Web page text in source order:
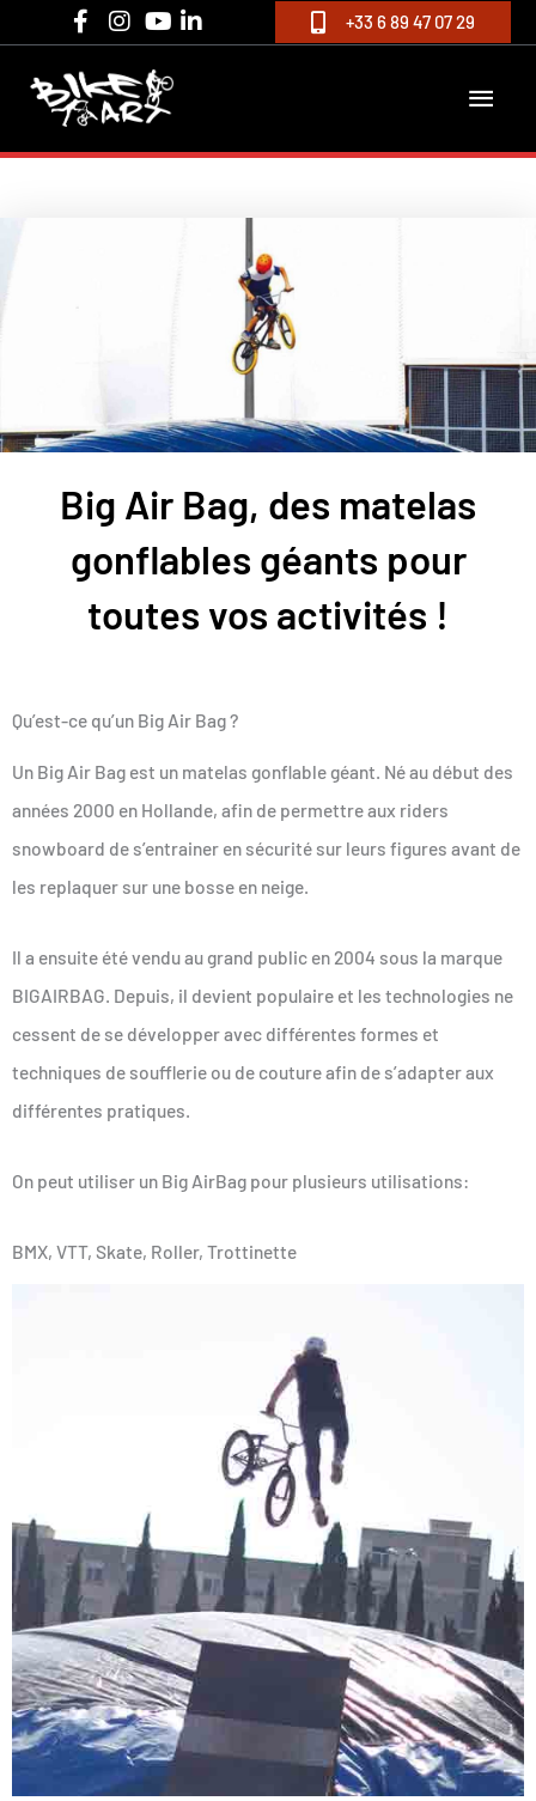
au
contenu
+33 6 89 47 07 29
Big Air Bag, des matelas
gonflables géants pour
toutes vos activités !
Qu’est-ce qu’un Big Air Bag ?
Un Big Air Bag est un matelas gonflable géant. Né au début des
années 2000 en Hollande, afin de permettre aux riders
snowboard de s’entrainer en sécurité sur leurs figures avant de
les replaquer sur une bosse en neige.
Il a ensuite été vendu au grand public en 2004 sous la marque
BIGAIRBAG. Depuis, il devient populaire et les technologies ne
cessent de se développer avec différentes formes et
techniques de soufflerie ou de couture afin de s’adapter aux
différentes pratiques.
On peut utiliser un Big AirBag pour plusieurs utilisations:
BMX, VTT, Skate, Roller, Trottinette